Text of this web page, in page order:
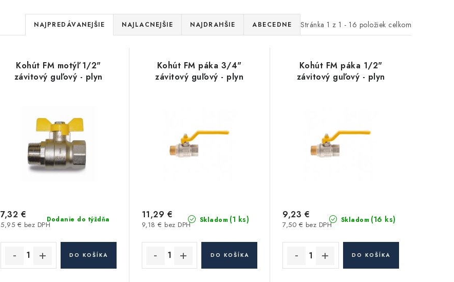
Stránka 1 z 1 - 16 položiek celkom
R
a
d
e
e
p
r
d
u
k
NAJPREDÁVANEJŠIE NAJLACNEJŠIE NAJDRAHŠIE ABECEDNE
Kohút FM motýľ 1/2"
závitový guľový - plyn
Dodanie do týždňa
5,95 € bez DPH
7,32 €
DO KOŠÍKA
Kohút FM páka 3/4"
závitový guľový - plyn
Skladom (1 ks)
9,18 € bez DPH
11,29 €
DO KOŠÍKA
Kohút FM páka 1/2"
závitový guľový - plyn
Skladom (16 ks)
7,50 € bez DPH
9,23 €
DO KOŠÍKA